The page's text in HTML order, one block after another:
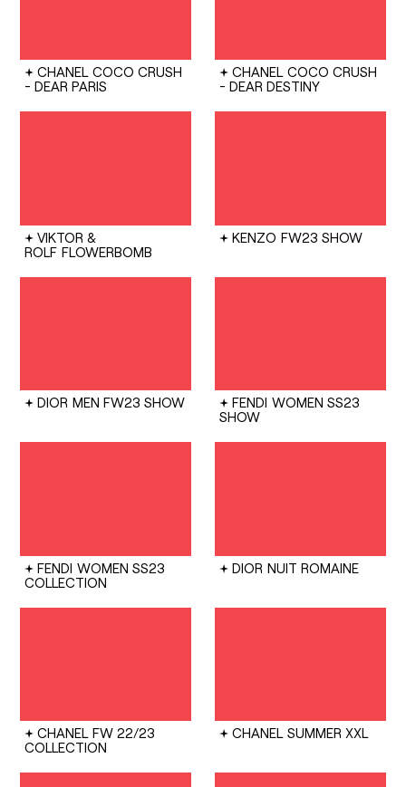
CHANEL COCO CRUSH
- DEAR PARIS
CHANEL COCO CRUSH
- DEAR DESTINY
VIKTOR &
ROLF FLOWERBOMB
KENZO FW23 SHOW
DIOR MEN FW23 SHOW FENDI WOMEN SS23
SHOW
FENDI WOMEN SS23
COLLECTION
DIOR NUIT ROMAINE
CHANEL FW 22/23
COLLECTION
CHANEL SUMMER XXL